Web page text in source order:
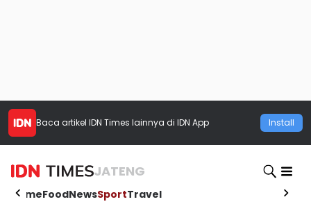
Baca artikel IDN Times lainnya di IDN App Install
JATENG
HomeFoodNewsSportTravel